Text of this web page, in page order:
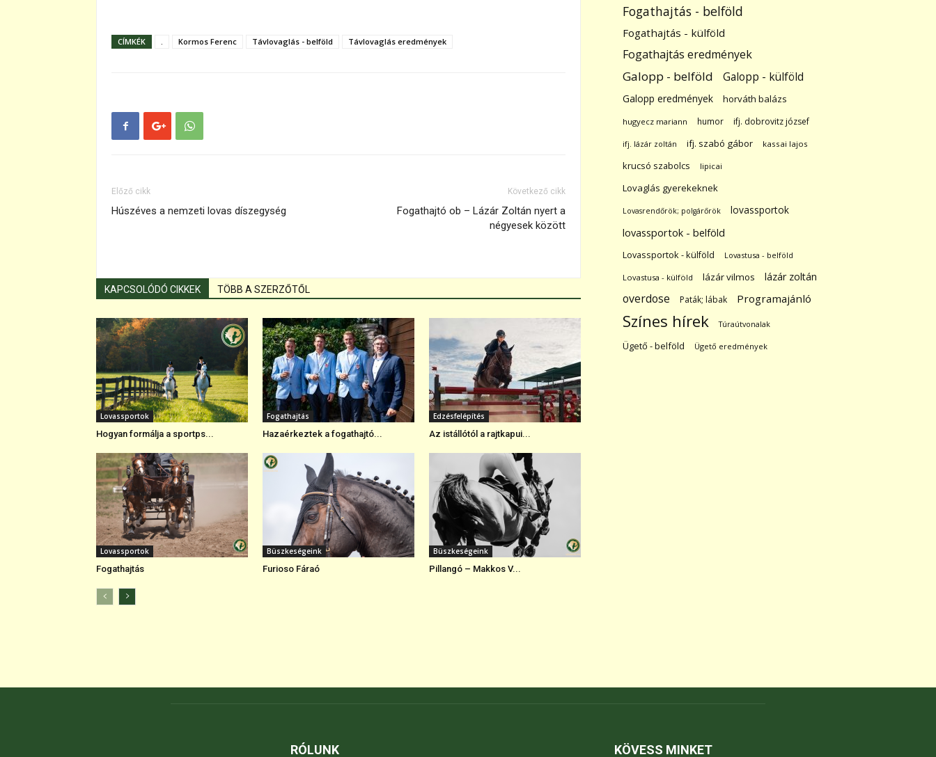
CÍMKÉK . Kormos Ferenc Távlovaglás - belföld Távlovaglás eredmények
Előző cikk
Húszéves a nemzeti lovas díszegység
Következő cikk
Fogathajtó ob – Lázár Zoltán nyert a
négyesek között
KAPCSOLÓDÓ CIKKEK TÖBB A SZERZŐTŐL
Lovassportok
Hogyan formálja a sportps...
Fogathajtás
Hazaérkeztek a fogathajtó...
Edzésfelépítés
Az istállótól a rajtkapui...
Lovassportok
Fogathajtás
Büszkeségeink
Furioso Fáraó
Büszkeségeink
Pillangó – Makkos V...
Fogathajtás - belföld
Fogathajtás - külföld
Fogathajtás eredmények
Galopp - belföld Galopp - külföld
Galopp eredmények horváth balázs
hugyecz mariann humor ifj. dobrovitz józsef
ifj. lázár zoltán ifj. szabó gábor kassai lajos
krucsó szabolcs lipicai
Lovaglás gyerekeknek
Lovasrendőrök; polgárőrök
lovassportok
lovassportok - belföld
Lovassportok - külföld Lovastusa - belföld
Lovastusa - külföld lázár vilmos lázár zoltán
overdose Paták; lábak Programajánló
Színes hírek Túraútvonalak
Ügető - belföld Ügető eredmények
RÓLUNK KÖVESS MINKET